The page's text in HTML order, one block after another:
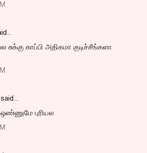
சுக்கு காப்பி அதிகமா குடிச்சீங்களா
said…
புரியல